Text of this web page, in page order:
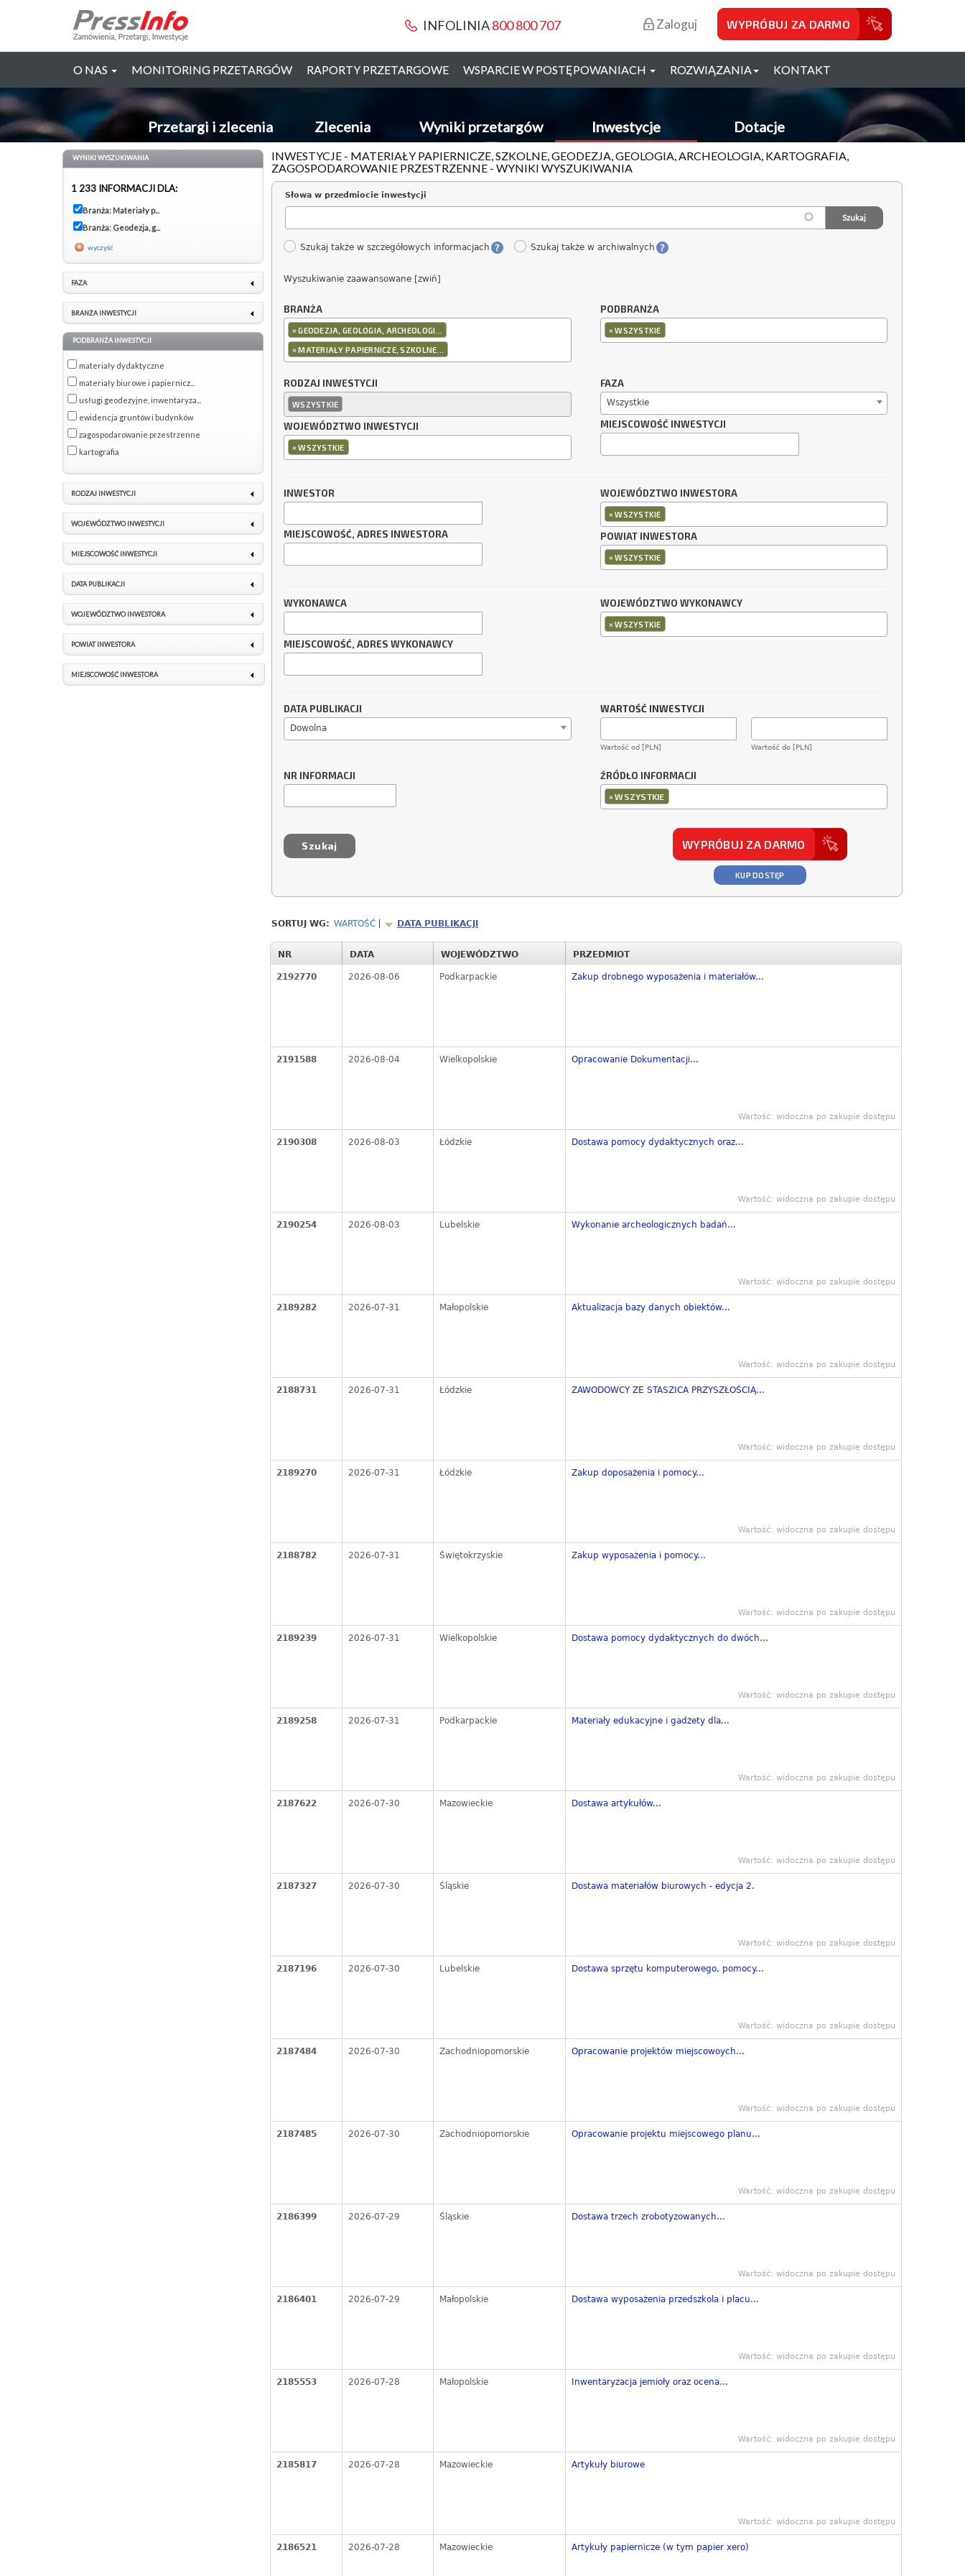
INFOLINIA800 800 707 Zaloguj WYPRÓBUJ ZA DARMO
O NAS MONITORING PRZETARGÓW RAPORTY PRZETARGOWE WSPARCIE W POSTĘPOWANIACH ROZWIĄZANIA KONTAKT
Przetargi i zlecenia Zlecenia Wyniki przetargów Inwestycje Dotacje
INWESTYCJE - MATERIAŁY PAPIERNICZE, SZKOLNE, GEODEZJA, GEOLOGIA, ARCHEOLOGIA, KARTOGRAFIA,
ZAGOSPODAROWANIE PRZESTRZENNE - WYNIKI WYSZUKIWANIA
Słowa w przedmiocie inwestycji
Szukaj także w szczegółowych informacjach Szukaj także w archiwalnych
Wyszukiwanie zaawansowane [zwiń]
BRANŻA
×GEODEZJA, GEOLOGIA, ARCHEOLOGI...
×MATERIAŁY PAPIERNICZE, SZKOLNE...
PODBRANŻA
×WSZYSTKIE
RODZAJ INWESTYCJI
WSZYSTKIE
WOJEWÓDZTWO INWESTYCJI
×WSZYSTKIE
FAZA
Wszystkie
MIEJSCOWOŚĆ INWESTYCJI
INWESTOR
MIEJSCOWOŚĆ, ADRES INWESTORA
WOJEWÓDZTWO INWESTORA
×WSZYSTKIE
POWIAT INWESTORA
×WSZYSTKIE
WYKONAWCA
MIEJSCOWOŚĆ, ADRES WYKONAWCY
WOJEWÓDZTWO WYKONAWCY
×WSZYSTKIE
DATA PUBLIKACJI
Dowolna
WARTOŚĆ INWESTYCJI
Wartość od [PLN] Wartość do [PLN]
NR INFORMACJI ŹRÓDŁO INFORMACJI
×WSZYSTKIE
WYPRÓBUJ ZA DARMO
KUP DOSTĘP
SORTUJ WG: WARTOŚĆ DATA PUBLIKACJI
NR DATA WOJEWÓDZTWO PRZEDMIOT
2192770 2026-08-06 Podkarpackie Zakup drobnego wyposażenia i materiałów...
2191588 2026-08-04 Wielkopolskie Opracowanie Dokumentacji...
Wartość: widoczna po zakupie dostępu
2190308 2026-08-03 Łódzkie Dostawa pomocy dydaktycznych oraz...
Wartość: widoczna po zakupie dostępu
2190254 2026-08-03 Lubelskie Wykonanie archeologicznych badań...
Wartość: widoczna po zakupie dostępu
2189282 2026-07-31 Małopolskie Aktualizacja bazy danych obiektów...
Wartość: widoczna po zakupie dostępu
2188731 2026-07-31 Łódzkie ZAWODOWCY ZE STASZICA PRZYSZŁOŚCIĄ...
Wartość: widoczna po zakupie dostępu
2189270 2026-07-31 Łódzkie Zakup doposażenia i pomocy...
Wartość: widoczna po zakupie dostępu
2188782 2026-07-31 Świętokrzyskie Zakup wyposażenia i pomocy...
Wartość: widoczna po zakupie dostępu
2189239 2026-07-31 Wielkopolskie Dostawa pomocy dydaktycznych do dwóch...
Wartość: widoczna po zakupie dostępu
2189258 2026-07-31 Podkarpackie Materiały edukacyjne i gadżety dla...
Wartość: widoczna po zakupie dostępu
2187622 2026-07-30 Mazowieckie Dostawa artykułów...
Wartość: widoczna po zakupie dostępu
2187327 2026-07-30 Śląskie Dostawa materiałów biurowych - edycja 2.
Wartość: widoczna po zakupie dostępu
2187196 2026-07-30 Lubelskie Dostawa sprzętu komputerowego, pomocy...
Wartość: widoczna po zakupie dostępu
2187484 2026-07-30 Zachodniopomorskie Opracowanie projektów miejscowoych...
Wartość: widoczna po zakupie dostępu
2187485 2026-07-30 Zachodniopomorskie Opracowanie projektu miejscowego planu...
Wartość: widoczna po zakupie dostępu
2186399 2026-07-29 Śląskie Dostawa trzech zrobotyzowanych...
Wartość: widoczna po zakupie dostępu
2186401 2026-07-29 Małopolskie Dostawa wyposażenia przedszkola i placu...
Wartość: widoczna po zakupie dostępu
2185553 2026-07-28 Małopolskie Inwentaryzacja jemioły oraz ocena...
Wartość: widoczna po zakupie dostępu
2185817 2026-07-28 Mazowieckie Artykuły biurowe
Wartość: widoczna po zakupie dostępu
2186521 2026-07-28 Mazowieckie Artykuły papiernicze (w tym papier xero)
WYNIKI WYSZUKIWANIA
1 233 INFORMACJI DLA:
Branża: Materiały p...
Branża: Geodezja, g...
wyczyść
FAZA
BRANŻA INWESTYCJI
PODBRANŻA INWESTYCJI
materiały dydaktyczne
materiały biurowe i papiernicz...
usługi geodezyjne, inwentaryza...
ewidencja gruntów i budynków
zagospodarowanie przestrzenne
kartografia
RODZAJ INWESTYCJI
WOJEWÓDZTWO INWESTYCJI
MIEJSCOWOŚĆ INWESTYCJI
DATA PUBLIKACJI
WOJEWÓDZTWO INWESTORA
POWIAT INWESTORA
MIEJSCOWOŚĆ INWESTORA